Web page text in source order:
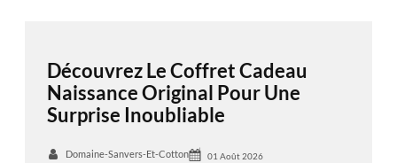
Découvrez Le Coffret Cadeau
Naissance Original Pour Une
Surprise Inoubliable
Domaine-Sanvers-Et-Cotton 01 Août 2026